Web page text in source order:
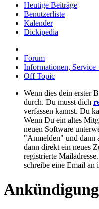
Heutige Beiträge
Benutzerliste
Kalender
Dickipedia
Forum
Informationen, Service
Off Topic
Wenn dies dein erster
durch. Du musst dich
verfassen kannst. Du
Wenn Du ein altes
neuen Software
"Anmelden" und dann
dann direkt ein neues
registrierte
schreibe eine Email
Ankündigung